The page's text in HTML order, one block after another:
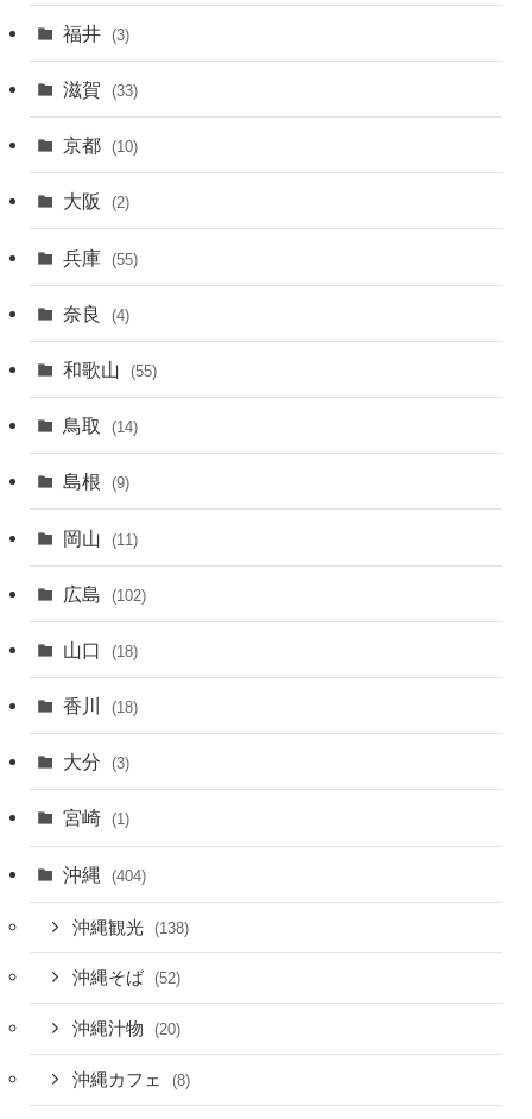
福井 (3)
滋賀 (33)
京都 (10)
大阪 (2)
兵庫 (55)
奈良 (4)
和歌山 (55)
鳥取 (14)
島根 (9)
岡山 (11)
広島 (102)
山口 (18)
香川 (18)
大分 (3)
宮崎 (1)
沖縄 (404)
沖縄観光 (138)
沖縄そば (52)
沖縄汁物 (20)
沖縄カフェ (8)